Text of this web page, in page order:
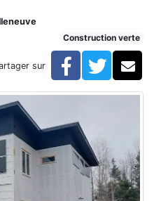
c’est long, mais
Construction verte
sur Facebook